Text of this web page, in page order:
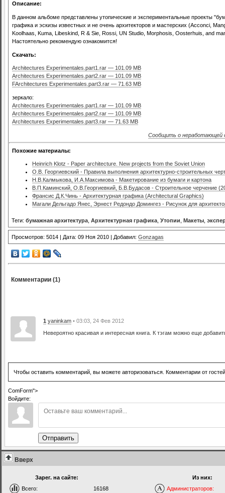
Описание:
В данном альбоме представлены утопические и экспериментальные проекты
графика и эскизы известных и не очень архитекторов и мастерских (Acconci,
Koolhaas, Kuma, Libeskind, R & Sie, Rossi, UN Studio, Morphosis, Oosterhuis, and
Настоятельно рекомендую ознакомится!
Скачать:
Architectures Experimentales.part1.rar — 101.09 MB
Architectures Experimentales.part2.rar — 101.09 MB
FArchitectures Experimentales.part3.rar — 71.63 MB
зеркало:
Architectures Experimentales.part1.rar — 101.09 MB
Architectures Experimentales.part2.rar — 101.09 MB
Architectures Experimentales.part3.rar — 71.63 MB
Сообщить о неработающей
Похожие материалы:
Heinrich Klotz - Paper architecture. New projects from the Soviet Union
О.В. Георгиевский - Правила выполнения архитектурно-строительных
Н.В.Калмыкова, И.А.Максимова - Макетирование из бумаги и картона
В.П.Каминский, О.В.Георгиевкий, Б.В.Будасов - Строительное черчение
Франсис Д.К.Чинь - Архитектурная графика (Architectural Graphics)
Магали Дельгадо Янес, Эрнест Редондо Домингез - Рисунок для
Теги: бумажная архитектура Архитектурная графика Утопии Макеты
Просмотров: 5014 | Дата: 09 Ноя 2010 | Добавил: Gonzagas
Комментарии (1)
1 yaninkam • 03:03, 24 Фев 2012
Невероятно красивая и интересная книга. К тэгам можно еще
Чтобы оставить комментарий, вы можете авторизоваться. Комментарии от
ComForm">
Войдите:
Отправить
Вверх
Зарег. на сайте:
Всего:
16168
Из них:
Администраторов: